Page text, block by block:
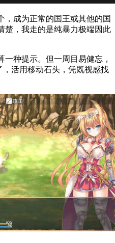
，成为正常的国王或其他的国
楚，我走的是纯暴力极端因此
种提示。但一周目易健忘，
活用移动石头，凭既视感找